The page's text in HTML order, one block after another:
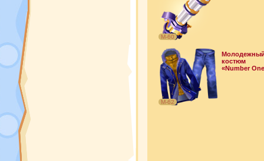
М-60
М-62
костюм
«Number